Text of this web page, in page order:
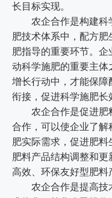
长目标实现。
农企合作是构建科
肥技术体系中，配方
肥指导的重要环节。
动科学施肥的重要主
增长行动中，才能保
衔接，促进科学施肥长
农企合作是促进肥
合作，可以使企业了
肥实际需求，促进肥
肥料产品结构调整和
高效、环保友好型肥料
农企合作是提高技